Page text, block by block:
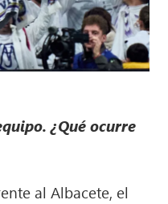
¿Qué ocurre
al Albacete, el